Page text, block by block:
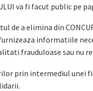
va fi facut public pe
de a elimina din
informatiile
frauduloase sau nu
prin intermediul unei